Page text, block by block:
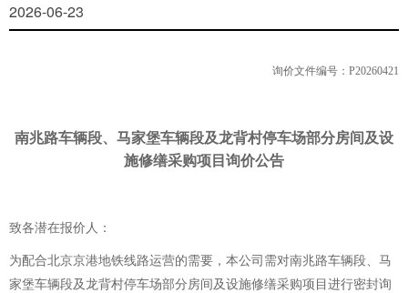
2026-06-23
询价文件编号： P20260421
南兆路车辆段、马家堡车辆段及龙背村停车场部分房间及设
施修缮采购项目询价公告
致各潜在报价 人：
为配合北京京港地铁线路运营的需要，本公司需对南兆路车辆段、马
家堡车辆段及龙背村停车场部分房间及设施修缮采购项目进行密封询